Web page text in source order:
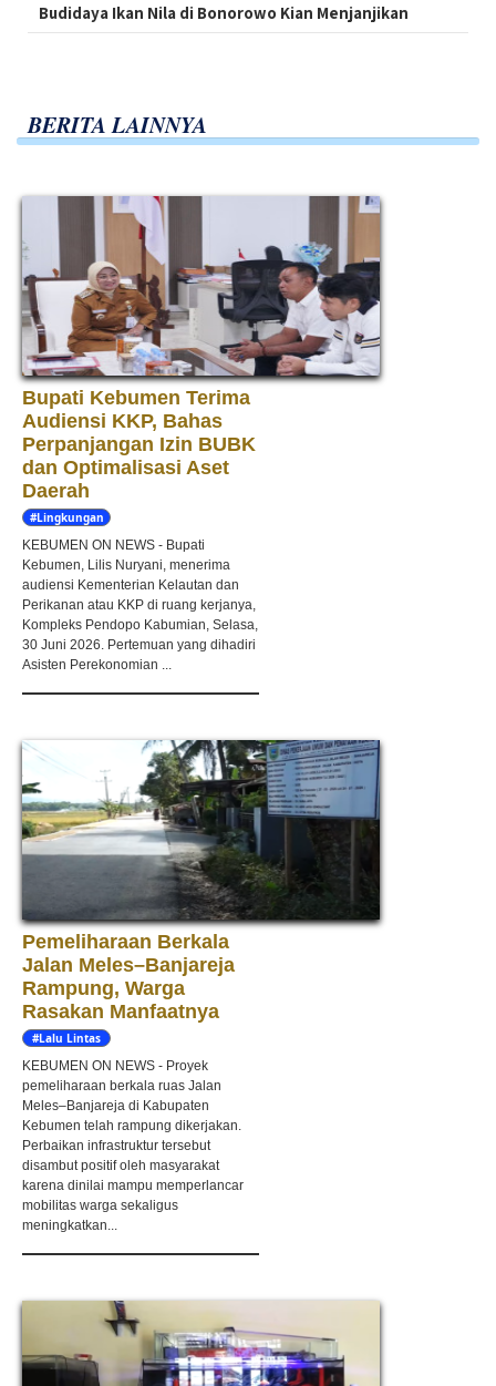
Budidaya Ikan Nila di Bonorowo Kian Menjanjikan
BERITA LAINNYA
Bupati Kebumen Terima
Audiensi KKP, Bahas
Perpanjangan Izin BUBK
dan Optimalisasi Aset
Daerah
#Lingkungan
KEBUMEN ON NEWS - Bupati
Kebumen, Lilis Nuryani, menerima
audiensi Kementerian Kelautan dan
Perikanan atau KKP di ruang kerjanya,
Kompleks Pendopo Kabumian, Selasa,
30 Juni 2026. Pertemuan yang dihadiri
Asisten Perekonomian ...
Pemeliharaan Berkala
Jalan Meles–Banjareja
Rampung, Warga
Rasakan Manfaatnya
#Lalu Lintas
KEBUMEN ON NEWS - Proyek
pemeliharaan berkala ruas Jalan
Meles–Banjareja di Kabupaten
Kebumen telah rampung dikerjakan.
Perbaikan infrastruktur tersebut
disambut positif oleh masyarakat
karena dinilai mampu memperlancar
mobilitas warga sekaligus
meningkatkan...